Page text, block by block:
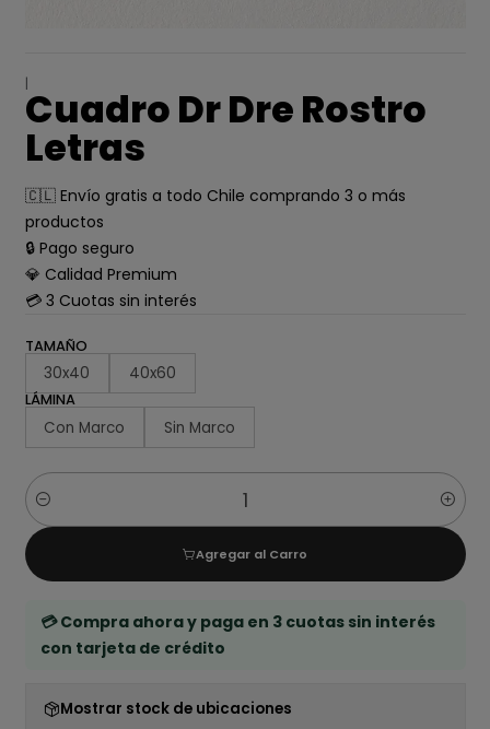
|
Cuadro Dr Dre Rostro
Letras
🇨🇱 Envío gratis a todo Chile comprando 3 o más
productos
🔒 Pago seguro
💎 Calidad Premium
💳 3 Cuotas sin interés
TAMAÑO
30x40 40x60
LÁMINA
Con Marco Sin Marco
Cantidad
Agregar al Carro
💳 Compra ahora y paga en 3 cuotas sin interés
con tarjeta de crédito
Mostrar stock de ubicaciones